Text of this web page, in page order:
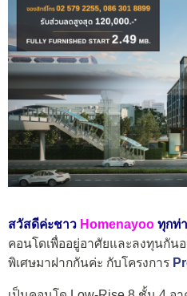
สวัสดีค่ะชาว Homenayoo ทุกท่
คอนโดเพื่ออยู่อาศัยและลงทุนกัน
พิเศษมาฝากกันค่ะ กับโครงการ